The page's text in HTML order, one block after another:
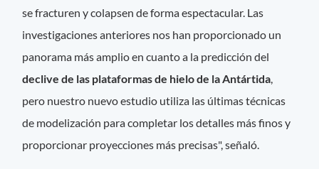
se fracturen y colapsen de forma espectacular. Las
investigaciones anteriores nos han proporcionado un
panorama más amplio en cuanto a la predicción del
declive de las plataformas de hielo de la Antártida,
pero nuestro nuevo estudio utiliza las últimas técnicas
de modelización para completar los detalles más finos y
proporcionar proyecciones más precisas", señaló.